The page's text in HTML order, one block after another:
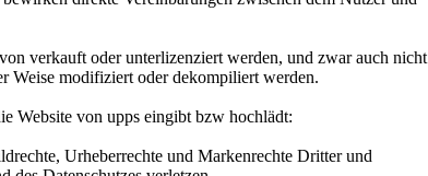
verkauft oder unterlizenziert werden, und zwar auch nicht
Weise modifiziert oder dekompiliert werden.
Website von upps eingibt bzw hochlädt:
Urheberrechte und Markenrechte Dritter und